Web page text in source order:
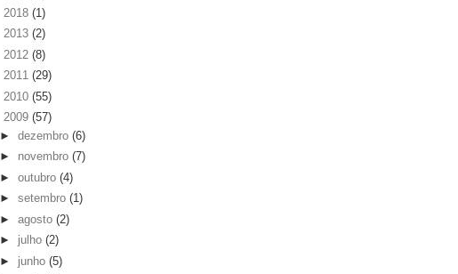
2018 (1)
2013 (2)
2012 (8)
2011 (29)
2010 (55)
2009 (57)
► dezembro (6)
► novembro (7)
► outubro (4)
► setembro (1)
► agosto (2)
► julho (2)
► junho (5)